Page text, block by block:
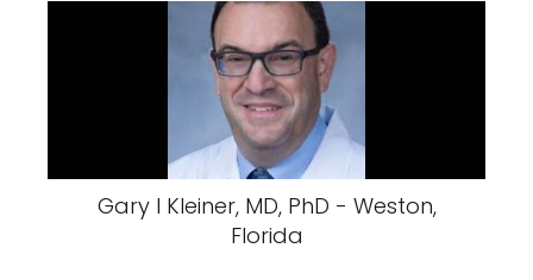
Gary I Kleiner, MD, PhD - Weston,
Florida